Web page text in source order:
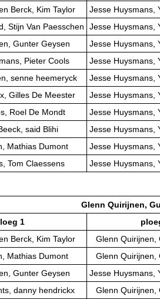
Berck, Kim Taylor
Jesse Huysmans,
Stijn Van Paesschen
Jesse Huysmans,
Gunter Geysen
Jesse Huysmans,
Pieter Cools
Jesse Huysmans,
senne heemeryck
Jesse Huysmans,
Gilles De Meester
Jesse Huysmans,
Roel De Mondt
Jesse Huysmans,
said Blihi
Jesse Huysmans,
Mathias Dumont
Jesse Huysmans,
Tom Claessens Jesse Huysmans,
Glenn Quirijnen,
1
Berck, Kim Taylor
Glenn Quirijnen,
Mathias Dumont
Glenn Quirijnen,
Gunter Geysen
Jesse Huysmans,
danny hendrickx
Glenn Quirijnen,